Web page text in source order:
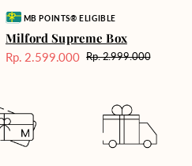
Vendor:MB POINTS® ELIGIBLE
Milford Supreme Box
Harga
Rp. 2.599.000 Harga
Rp. 2.999.000